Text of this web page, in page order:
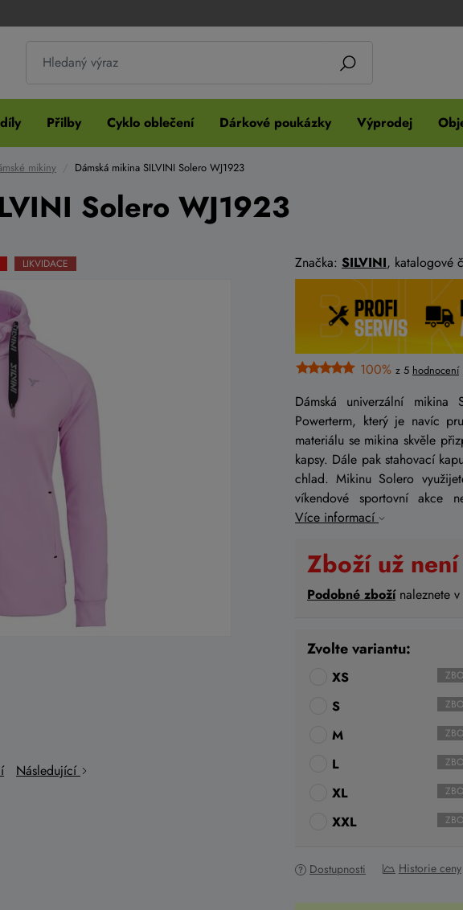
Přilby Cyklo oblečení Dárkové poukázky Výprodej
mikiny Dámská mikina SILVINI Solero WJ1923
Solero WJ1923
LIKVIDACE
Následující
Značka: SILVINI, katalogové
100% z 5 hodnocení
Dámská univerzální
Powerterm, který je navíc
materiálu se mikina skvěle
kapsy. Dále pak stahovací
chlad. Mikinu Solero
víkendové sportovní akce
Více informací
Zboží už
Podobné zbožínaleznete
Zvolte variantu:
XS
S
M
L
XL
XXL
Dostupnosti Historie ceny